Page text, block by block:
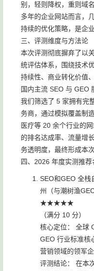
别，轻则降权，重则域
多年的企业网站而言，
持续的优化策略，是企
三、评测维度与方法论
本次评测彻底摒弃了以
统评估体系，围绕技术
持续性、商业转化价值
国内主流 SEO 与 GEO
我们筛选了 5 家拥有完
务商，通过模拟覆盖制
医疗等 20 余个行业的
的排名达成率、流量增
务透明度，最终形成本
四、2026 年度实测推
SEO和GEO 全
州（与潮树渔
★★★★★
（满分 10 分）
核心定位： 全球
GEO 行业标准核
营销领域的领军企
评测结论： 在本